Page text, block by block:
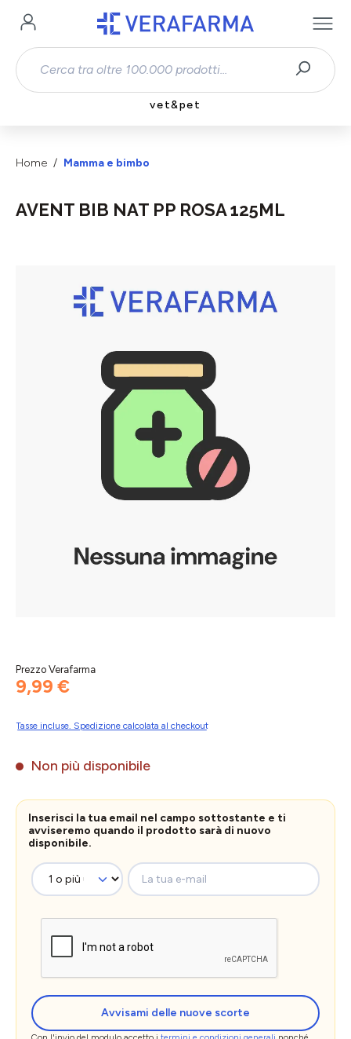
Passa al contenuto principale
vet&pet
Home Mamma e bimbo
AVENT BIB NAT PP ROSA 125ML
Prezzo Verafarma
9,99 €
Tasse incluse. Spedizione calcolata al checkout
Non più disponibile
Inserisci la tua email nel campo sottostante e ti
avviseremo quando il prodotto sarà di nuovo
disponibile.
La tua e-mail
Avvisami delle nuove scorte